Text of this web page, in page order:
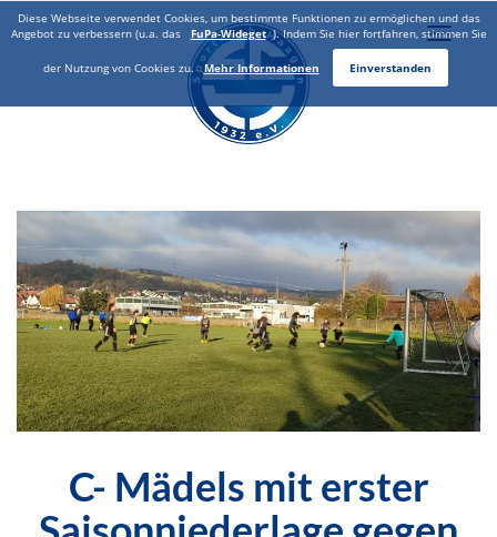
Toggle
C- Mädels mit erster
Diese Webseite verwendet Cookies, um bestimmte Funktionen zu ermöglichen und das
Angebot zu verbessern (u.a. das
FuPa-Wideget ). Indem Sie hier fortfahren, stimmen Sie
der Nutzung von Cookies zu. Mehr Informationen Einverstanden